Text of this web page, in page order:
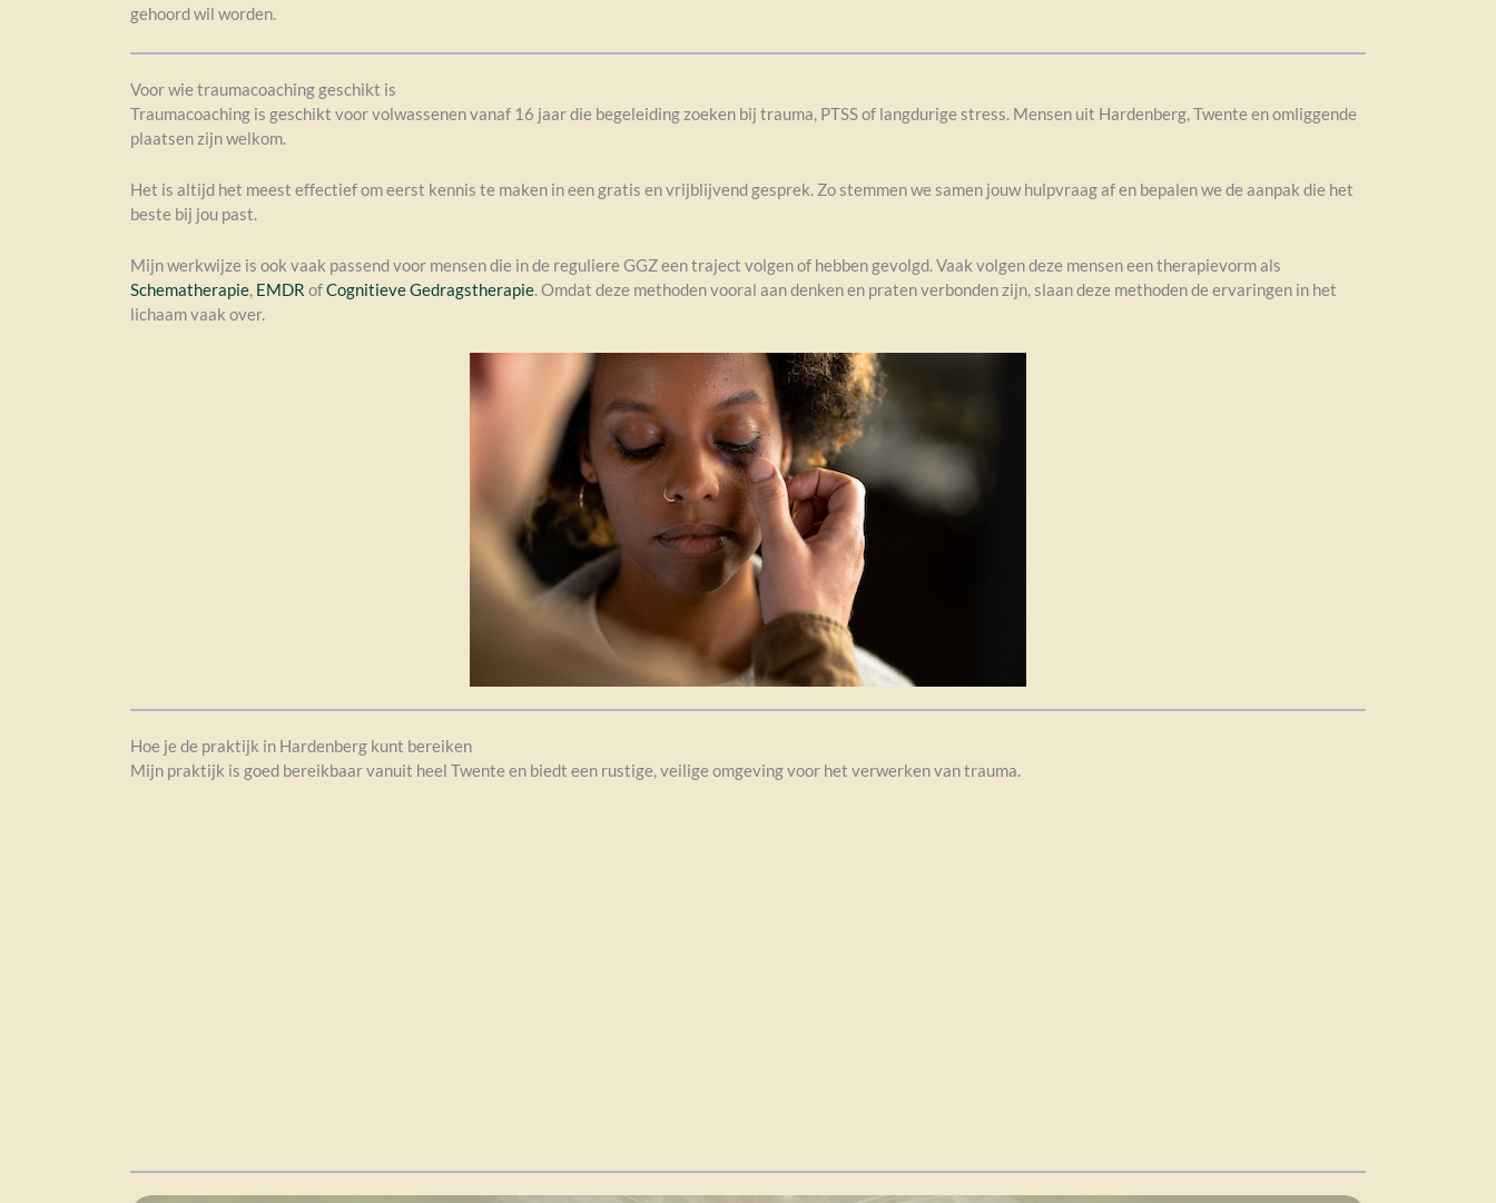
gehoord wil worden.
Voor wie traumacoaching geschikt is
Traumacoaching is geschikt voor volwassenen vanaf 16 jaar die begeleiding zoeken bij trauma, PTSS of langdurige stress. Mensen uit Hardenberg, Twente en omliggende
plaatsen zijn welkom.
Het is altijd het meest effectief om eerst kennis te maken in een gratis en vrijblijvend gesprek. Zo stemmen we samen jouw hulpvraag af en bepalen we de aanpak die het
beste bij jou past.
Mijn werkwijze is ook vaak passend voor mensen die in de reguliere GGZ een traject volgen of hebben gevolgd. Vaak volgen deze mensen een therapievorm als
Schematherapie, EMDR ofCognitieve Gedragstherapie. Omdat deze methoden vooral aan denken en praten verbonden zijn, slaan deze methoden de ervaringen in het
lichaam vaak over.
Hoe je de praktijk in Hardenberg kunt bereiken
Mijn praktijk is goed bereikbaar vanuit heel Twente en biedt een rustige, veilige omgeving voor het verwerken van trauma.